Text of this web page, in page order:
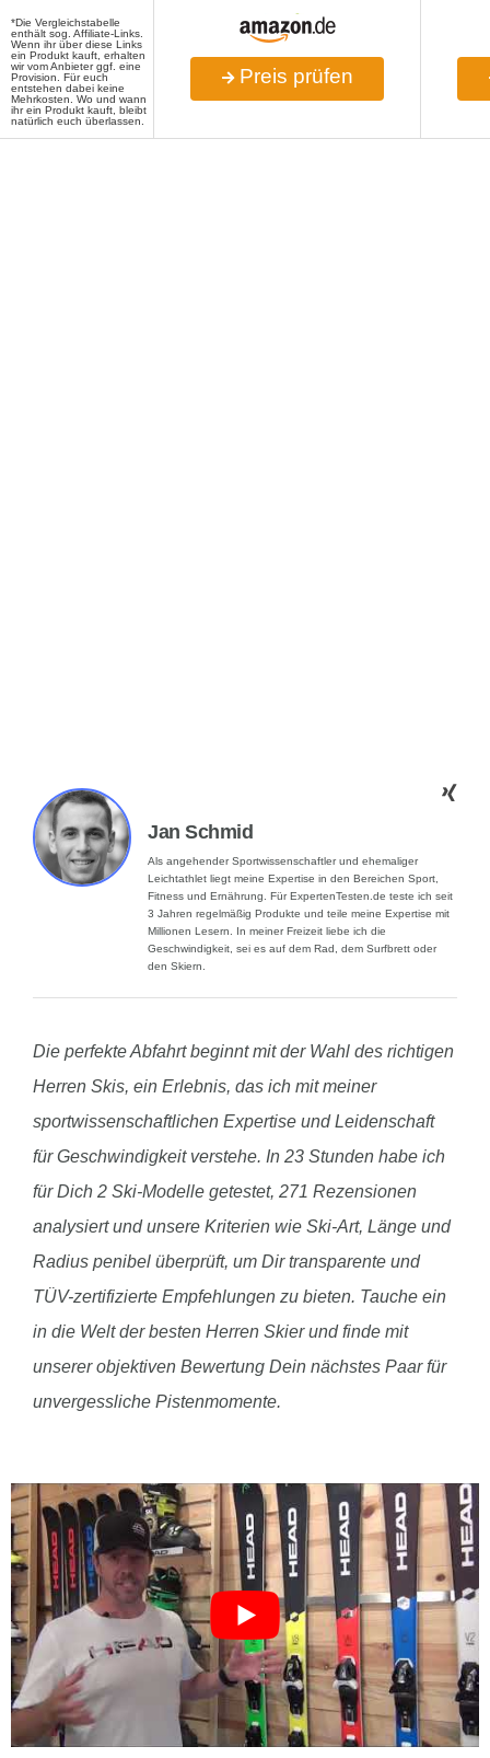
Preis prüfen
*Die Vergleichstabelle
enthält sog. Affiliate-Links.
Wenn ihr über diese Links
ein Produkt kauft, erhalten
wir vom Anbieter ggf. eine
Provision. Für euch
entstehen dabei keine
Mehrkosten. Wo und wann
ihr ein Produkt kauft, bleibt
natürlich euch überlassen.
Jan Schmid
Als angehender Sportwissenschaftler und ehemaliger
Leichtathlet liegt meine Expertise in den Bereichen Sport,
Fitness und Ernährung. Für ExpertenTesten.de teste ich seit
3 Jahren regelmäßig Produkte und teile meine Expertise mit
Millionen Lesern. In meiner Freizeit liebe ich die
Geschwindigkeit, sei es auf dem Rad, dem Surfbrett oder
den Skiern.
Die perfekte Abfahrt beginnt mit der Wahl des richtigen
Herren Skis, ein Erlebnis, das ich mit meiner
sportwissenschaftlichen Expertise und Leidenschaft
für Geschwindigkeit verstehe. In 23 Stunden habe ich
für Dich 2 Ski-Modelle getestet, 271 Rezensionen
analysiert und unsere Kriterien wie Ski-Art, Länge und
Radius penibel überprüft, um Dir transparente und
TÜV-zertifizierte Empfehlungen zu bieten. Tauche ein
in die Welt der besten Herren Skier und finde mit
unserer objektiven Bewertung Dein nächstes Paar für
unvergessliche Pistenmomente.